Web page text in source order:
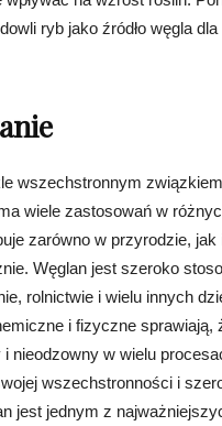
ryb jako źródło węgla dla
wszechstronnym związkiem
wiele zastosowań w
zarówno w przyrodzie, jak
Węglan jest szeroko
rolnictwie i wielu innych
i fizyczne sprawiają,
nieodzowny w wielu
wszechstronności i
jest jednym z